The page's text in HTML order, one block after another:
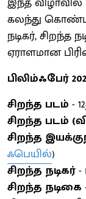
கலந்து
நடிகர், சிறந்த
ஏராளமான
பிலிம்ஃபேர்
சிறந்த படம் -
சிறந்த படம்
சிறந்த
ஃபெயில்)
சிறந்த நடிகர்-
சிறந்த நடிகை